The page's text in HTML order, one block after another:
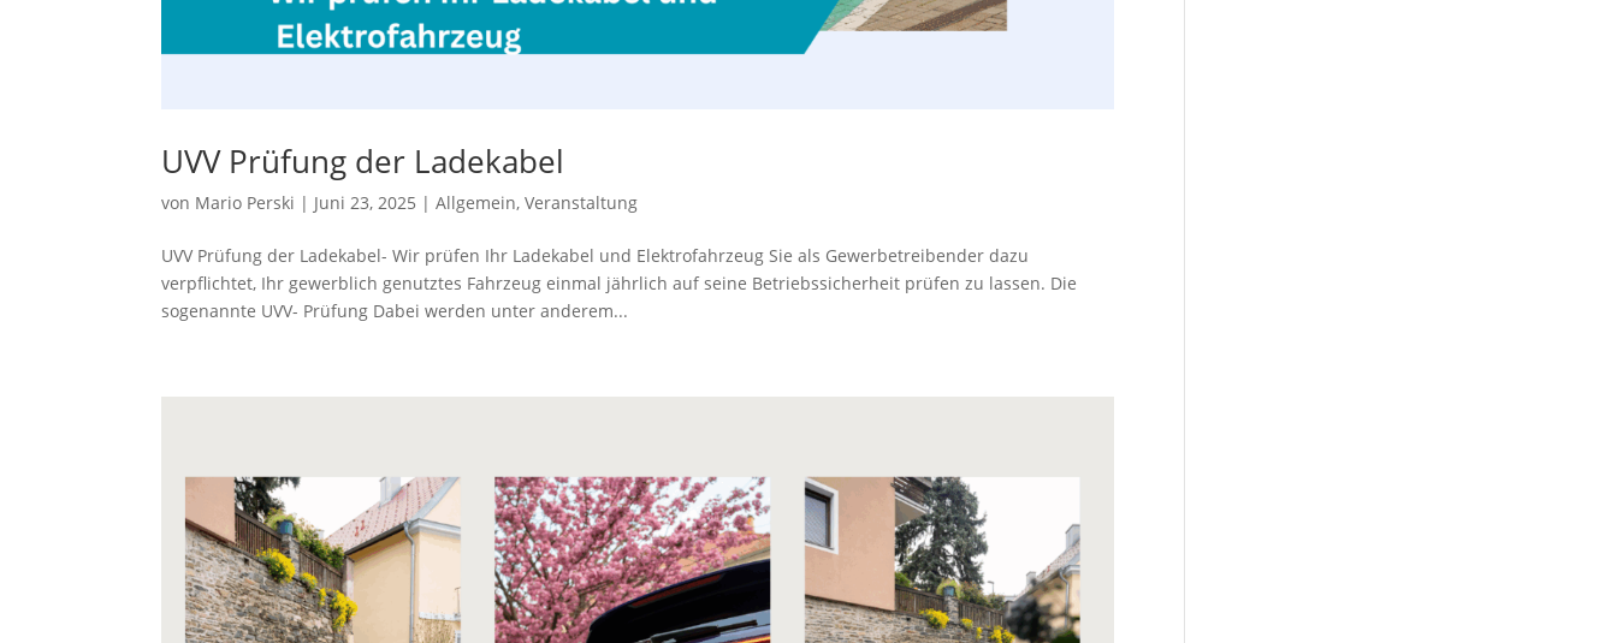
UVV Prüfung der Ladekabel
von Mario Perski | Juni 23, 2025 |Allgemein,Veranstaltung
UVV Prüfung der Ladekabel- Wir prüfen Ihr Ladekabel und Elektrofahrzeug Sie als Gewerbetreibender dazu
verpflichtet, Ihr gewerblich genutztes Fahrzeug einmal jährlich auf seine Betriebssicherheit prüfen zu lassen. Die
sogenannte UVV- Prüfung Dabei werden unter anderem...